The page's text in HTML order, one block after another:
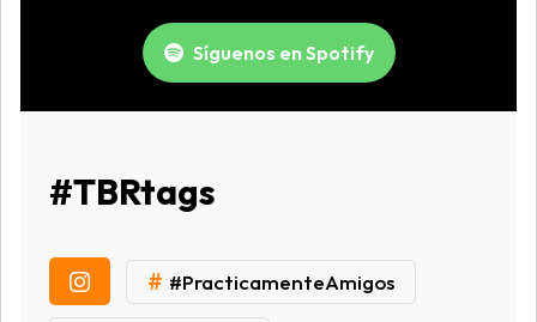
Síguenos en Spotify
#TBRtags
# #PracticamenteAmigos